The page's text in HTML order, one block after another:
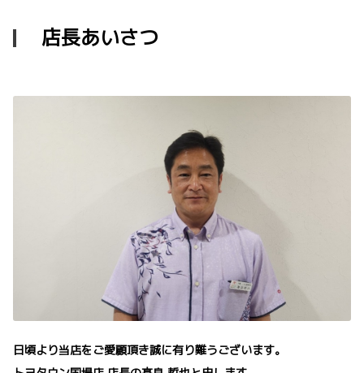
店長あいさつ
日頃より当店をご愛顧頂き誠に有り難うございます。